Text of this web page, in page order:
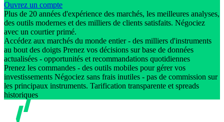
Ouvrez un compte
Plus de 20 années d'expérience des marchés, les meilleures analyses,
des outils modernes et des milliers de clients satisfaits. Négociez
avec un courtier primé.
Accédez aux marchés du monde entier - des milliers d'instruments
au bout des doigts Prenez vos décisions sur base de données
actualisées - opportunités et recommandations quotidiennes
Prenez les commandes - des outils mobiles pour gérer vos
investissements Négociez sans frais inutiles - pas de commission sur
les principaux instruments. Tarification transparente et spreads
historiques